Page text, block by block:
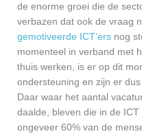
de enorme groei die de
verbazen dat ook de vraag
gemotiveerde ICT’ers nog
momenteel in verband met
thuis werken, is er op dit
ondersteuning en zijn er
Daar waar het aantal
daalde, bleven die in de
ongeveer 60% van de